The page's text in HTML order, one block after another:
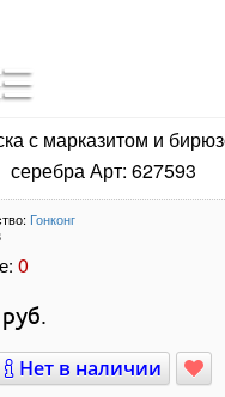
с марказитом и
серебра Арт: 627593
Гонконг
0
руб.
Нет в наличии